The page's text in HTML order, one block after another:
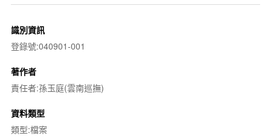
識別資訊
登錄號:040901-001
著作者
責任者:孫玉庭(雲南巡撫)
資料類型
類型:檔案